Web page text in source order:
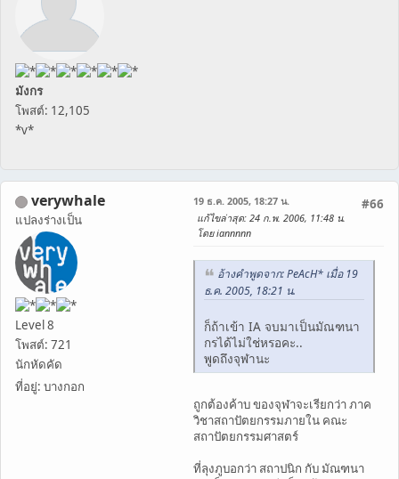
มังกร
โพสต์: 12,105
*v*
verywhale
แปลงร่างเป็น
Level 8
โพสต์: 721
นักหัดคัด
ที่อยู่: บางกอก
#66
19 ธ.ค. 2005, 18:27 น.
แก้ไขล่าสุด: 24 ก.พ. 2006, 11:48 น.
โดย iannnnn
อ้างคำพูดจาก: PeAcH* เมื่อ 19
ธ.ค. 2005, 18:21 น.
ก็ถ้าเข้า IA จบมาเป็นมัณฑนา
กรได้ไม่ใช่หรอคะ..
พูดถึงจุฬานะ
ถูกต้องค้าบ ของจุฬาจะเรียกว่า ภาค
วิชาสถาปัตยกรรมภายใน คณะ
สถาปัตยกรรมศาสตร์
ที่ลุงภูบอกว่า สถาปนิก กับ มัณฑนา